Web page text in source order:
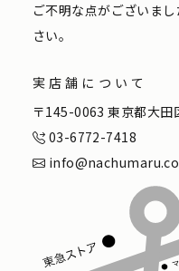
ご不明な点がございま
さい。
実店舗について
〒145-0063 東京都大田
03-6772-7418